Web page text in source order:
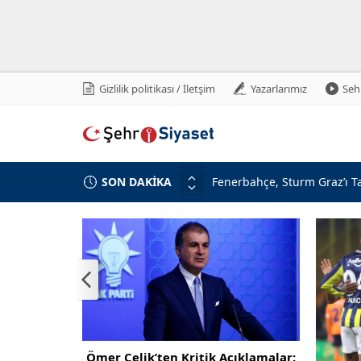
Gizlilik politikası / İletşim Yazarlarımız
SON DAKİKA
Fenerbahçe, Sturm Graz’ı
Şehit ve Gazilere Yeni
Türkiye’den İsrail’e Mescid-i
10 Soruda “Terörsüz
MHP Lideri Bahçeli’ye
MHP’li Özdemir’den İP’e
Aziz Yıldırım’a Tehdit:
Numan Kurtulmuş’tan